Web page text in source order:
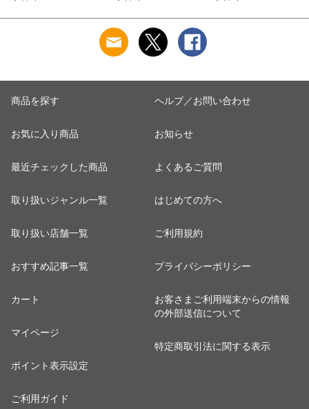
ス
商品を探す
お気に入り商品
最近チェックした商品
取り扱いジャンル一覧
取り扱い店舗一覧
おすすめ記事一覧
カート
マイページ
ポイント表示設定
ご利用ガイド
ヘルプ／お問い合わせ
お知らせ
よくあるご質問
はじめての方へ
ご利用規約
プライバシーポリシー
お客さまご利用端末からの情報
の外部送信について
特定商取引法に関する表示